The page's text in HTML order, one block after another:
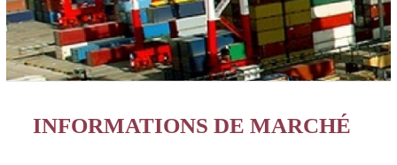
INFORMATIONS DE MARCHÉ